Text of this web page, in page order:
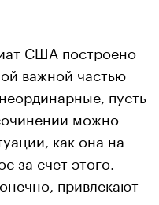
США построено
важной частью
пусть
можно
как она на
за счет этого.
привлекают